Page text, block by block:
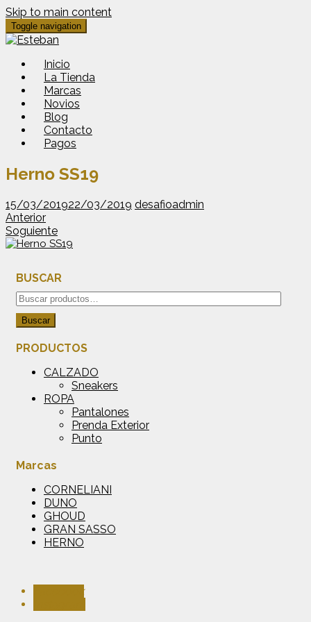
Skip to main content
Toggle navigation
Inicio
La Tienda
Marcas
Novios
Blog
Contacto
Pagos
Herno SS19
15/03/201922/03/2019 desafioadmin
Anterior
Soguiente
BUSCAR
Buscar
por:
Buscar
PRODUCTOS
CALZADO
Sneakers
ROPA
Pantalones
Prenda Exterior
Punto
Marcas
CORNELIANI
DUNO
GHOUD
GRAN SASSO
HERNO